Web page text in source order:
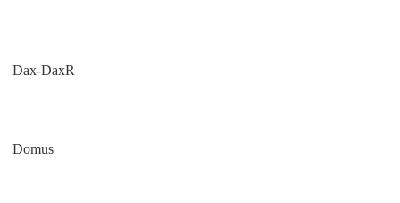
Dax-DaxR
Domus